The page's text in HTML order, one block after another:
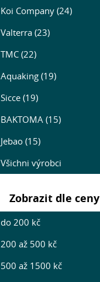
Koi Company (24)
Valterra (23)
TMC (22)
Aquaking (19)
Sicce (19)
BAKTOMA (15)
Jebao (15)
Všichni výrobci
Zobrazit dle ceny
do 200 kč
200 až 500 kč
500 až 1500 kč